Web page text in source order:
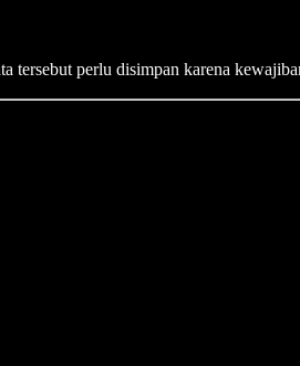
tersebut perlu disimpan karena